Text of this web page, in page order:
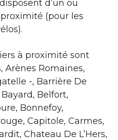
d’un ou
(pour les
à proximité sont
Arènes Romaines,
-, Barrière De
Belfort,
Bonnefoy,
Capitole, Carmes,
Chateau De L’Hers,